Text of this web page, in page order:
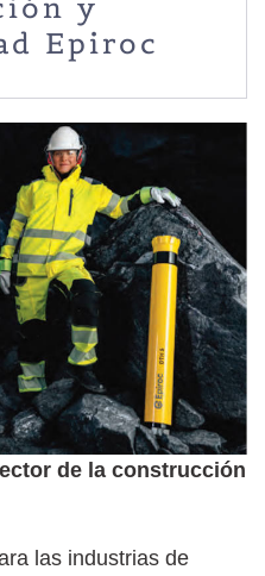
y
Epiroc
de la construcción
las industrias de